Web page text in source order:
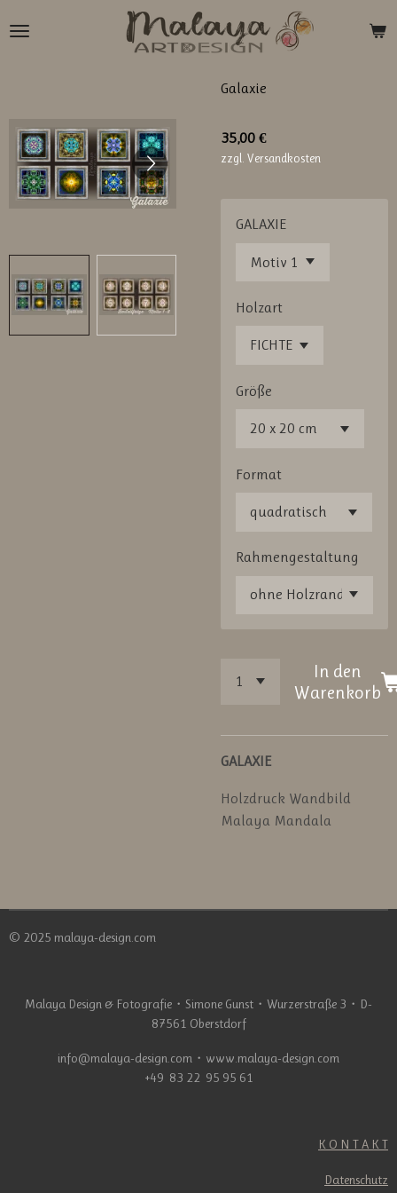
Hauptinhalt
Galaxie
35,00 €
zzgl. Versandkosten
GALAXIE
Holzart
Größe
Format
Rahmengestaltung
In den
Warenkorb
GALAXIE
Holzdruck Wandbild
Malaya Mandala
© 2025 malaya-design.com
Malaya Design & Fotografie ・ Simone Gunst ・ Wurzerstraße 3 ・ D-
87561 Oberstdorf
info@malaya-design.com ・ www.malaya-design.com
+49 83 22 95 95 61
K O N T A K T
Datenschutz